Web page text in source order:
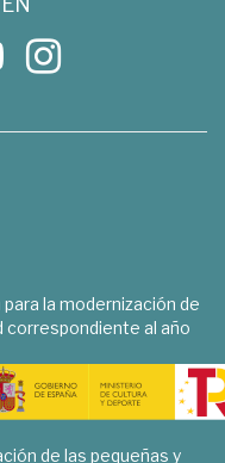
la modernización de
correspondiente al año
de las pequeñas y